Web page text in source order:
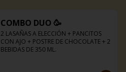
COMBO DUO 🥳
2 LASAÑAS A ELECCIÓN + PANCITOS
CON AJO + POSTRE DE CHOCOLATE + 2
BEBIDAS DE 350 ML.